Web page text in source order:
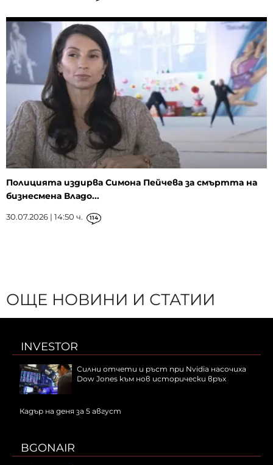
Полицията издирва Симона Пейчева за смъртта на
бизнесмена Владо...
30.07.2026 | 14:50 ч. 114
ОЩЕ НОВИНИ И СТАТИИ
INVESTOR
Силни отчети и ръст при Nvidia насочиха
Dow Jones към нов исторически връх
Кадър на деня за 5 август
BGONAIR